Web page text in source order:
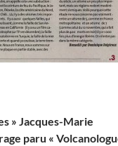
» Jacques-Marie
paru «